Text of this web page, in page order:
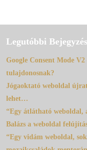
Legutóbbi
Google Consent Mode
tulajdonosnak?
Jógaoktató weboldal
lehet…
“Egy átlátható weboldal,
Balázs a weboldal
“Egy vidám weboldal,